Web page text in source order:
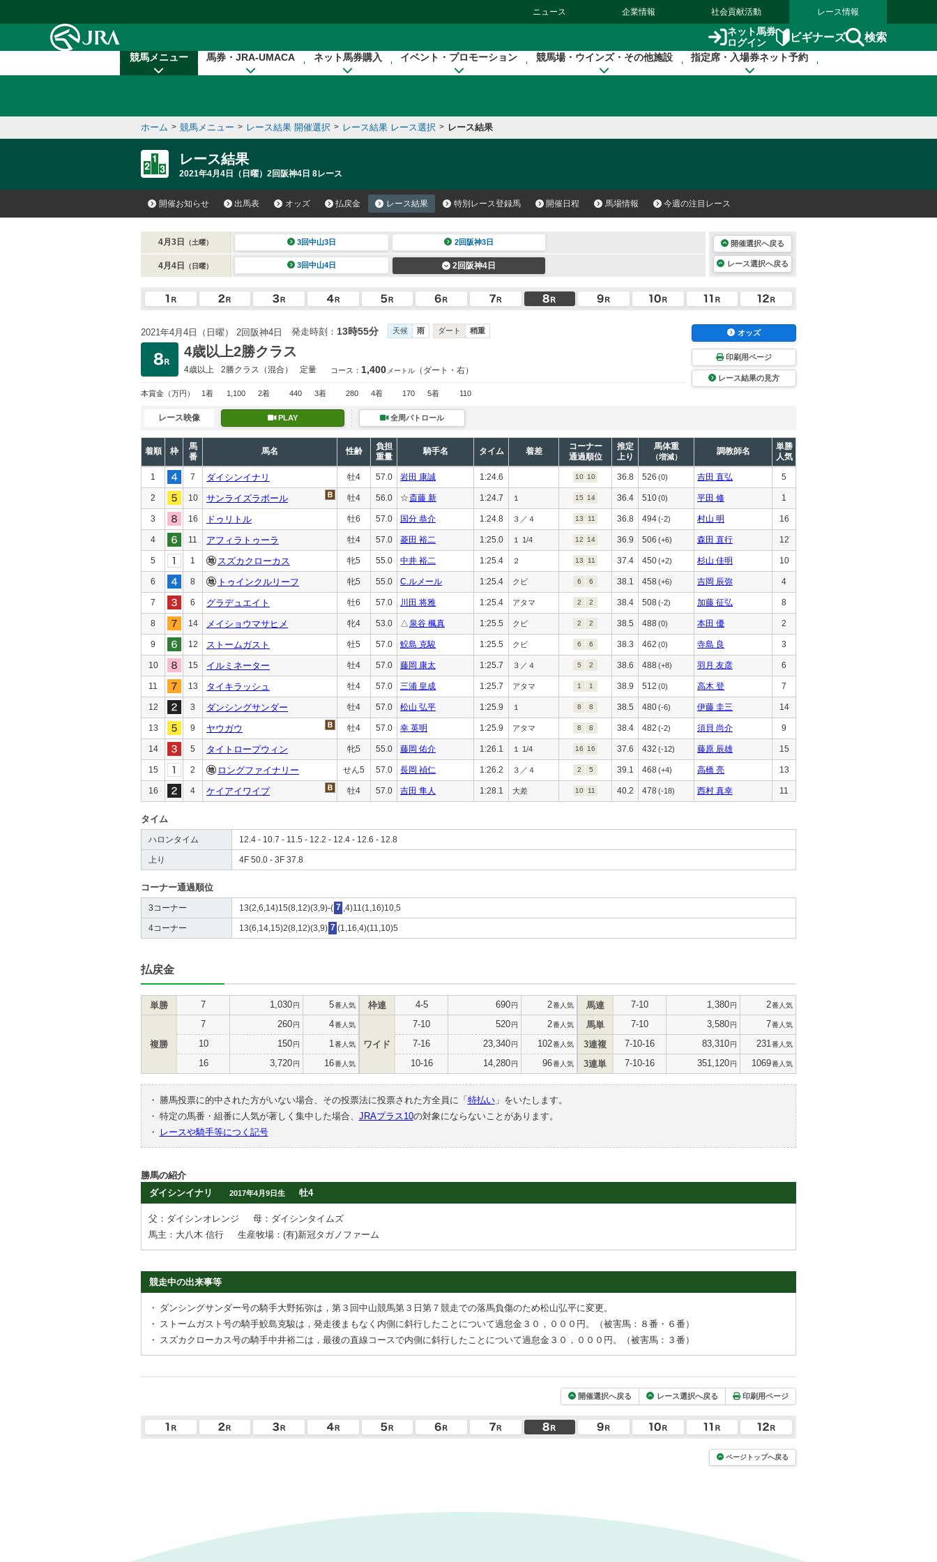
ニュース 企業情報 社会貢献活動 レース情報
ネット馬券
ログイン
ビギナーズ 検索
競馬メニュー 馬券・JRA-UMACA ネット馬券購入 イベント・プロモーション 競馬場・ウインズ・その他施設 指定席・入場券ネット予約
ホーム > 競馬メニュー > レース結果 開催選択 > レース結果 レース選択 > レース結果
レース結果
2021年4月4日（日曜）2回阪神4日 8レース
開催お知らせ 出馬表 オッズ 払戻金 レース結果 特別レース登録馬 開催日程 馬場情報 今週の注目レース
4月3日 （土曜） 3回中山3日 2回阪神3日
4月4日 （日曜） 3回中山4日 2回阪神4日
開催選択へ戻る
レース選択へ戻る
2021年4月4日（日曜） 2回阪神4日 発走時刻： 13時55分 天候 雨 ダート 稍重
4歳以上2勝クラス
4歳以上 2勝クラス （混合） 定量 コース： 1,400 メートル （ダート・右）
本賞金 （万円） 1着 1,100 2着 440 3着 280 4着 170 5着 110
オッズ
印刷用ページ
レース結果の見方
レース映像 PLAY 全周パトロール
着順 枠
馬
番
馬名 性齢
負担
重量
騎手名 タイム 着差
コーナー
通過順位
推定
上り
馬体重
（増減）
調教師名
単勝
人気
1 7 ダイシンイナリ 牡4 57.0 岩田 康誠 1:24.6 10 10 36.8 526 (0) 吉田 直弘 5
2 10 サンライズラポール 牡4 56.0 ☆斎藤 新 1:24.7 １ 15 14 36.4 510(0) 平田 修 1
3 16 ドゥリトル 牡6 57.0 国分 恭介 1:24.8 ３／４ 13 11 36.8 494(-2) 村山 明 16
4 11 アフィラトゥーラ 牡4 57.0 菱田 裕二 1:25.0 １ 1/4 12 14 36.9 506 (+6) 森田 直行 12
5 1 スズカクローカス 牝5 55.0 中井 裕二 1:25.4 ２ 13 11 37.4 450(+2) 杉山 佳明 10
6 8 トゥインクルリーフ 牝5 55.0 C.ルメール 1:25.4 クビ 6 6 38.1 458 (+6) 吉岡 辰弥 4
7 6 グラデュエイト 牡6 57.0 川田 将雅 1:25.4 アタマ 2 2 38.4 508(-2) 加藤 征弘 8
8 14 メイショウマサヒメ 牝4 53.0 △ 泉谷 楓真 1:25.5 クビ 2 2 38.5 488 (0) 本田 優 2
9 12 ストームガスト 牡5 57.0 鮫島 克駿 1:25.5 クビ 6 6 38.3 462 (0) 寺島 良 3
10 15 イルミネーター 牡4 57.0 藤岡 康太 1:25.7 ３／４ 5 2 38.6 488 (+8) 羽月 友彦 6
11 13 タイキラッシュ 牡4 57.0 三浦 皇成 1:25.7 アタマ 1 1 38.9 512 (0) 高木 登 7
12 3 ダンシングサンダー 牡4 57.0 松山 弘平 1:25.9 １ 8 8 38.5 480(-6) 伊藤 圭三 14
13 9 ヤウガウ 牡4 57.0 幸 英明 1:25.9 アタマ 8 8 38.4 482 (-2) 須貝 尚介 9
14 5 タイトロープウィン 牝5 55.0 藤岡 佑介 1:26.1 １ 1/4 16 16 37.6 432 (-12) 藤原 辰雄 15
15 2 ロングファイナリー せん5 57.0 長岡 禎仁 1:26.2 ３／４ 2 5 39.1 468(+4) 高橋 亮 13
16 4 ケイアイワイプ 牡4 57.0 吉田 隼人 1:28.1 大差 10 11 40.2 478 (-18) 西村 真幸 11
タイム
ハロンタイム 12.4 - 10.7 - 11.5 - 12.2 - 12.4 - 12.6 - 12.8
上り 4F 50.0 - 3F 37.8
コーナー通過順位
3コーナー 13(2,6,14)15(8,12)(3,9)-( 7 ,4)11(1,16)10,5
4コーナー 13(6,14,15)2(8,12)(3,9) 7 (1,16,4)(11,10)5
払戻金
単勝 7 1,030円 5番人気
複勝
7 260円 4番人気
10 150円 1 番人気
16 3,720円 16番人気
枠連 4-5 690円 2番人気
ワイド
7-10 520円 2番人気
7-16 23,340円 102番人気
10-16 14,280円 96番人気
馬連 7-10 1,380円 2番人気
馬単 7-10 3,580円 7番人気
3連複 7-10-16 83,310円 231 番人気
3連単 7-10-16 351,120円 1069番人気
・ 勝馬投票に的中された方がいない場合、その投票法に投票された方全員に「 特払い」をいたします。
・ 特定の馬番・組番に人気が著しく集中した場合、 JRAプラス10の対象にならないことがあります。
・
レースや騎手等につく記号
勝馬の紹介
ダイシンイナリ
2017年4月9日生 牡4
父：ダイシンオレンジ
母：ダイシンタイムズ
馬主：大八木 信行
生産牧場：(有)新冠タガノファーム
競走中の出来事等
・ ダンシングサンダー号の騎手大野拓弥は，第３回中山競馬第３日第７競走での落馬負傷のため松山弘平に変更。
・
ストームガスト号の騎手鮫島克駿は，発走後まもなく内側に斜行したことについて過怠金３０，０００円。（被害馬：８番・６番）
・
スズカクローカス号の騎手中井裕二は，最後の直線コースで内側に斜行したことについて過怠金３０，０００円。（被害馬：３番）
開催選択へ戻る レース選択へ戻る 印刷用ページ
ページトップへ戻る